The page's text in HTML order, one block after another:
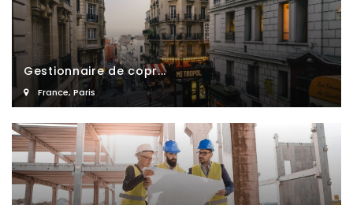
Gestionnaire de copr...
France,Paris